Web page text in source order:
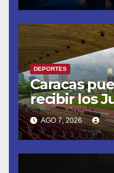
Venezuela
DEPORTES
Caracas
recibir los
Caribe tras
AGO 7, 2026